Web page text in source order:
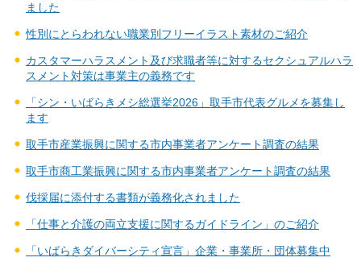
ました
性別にとらわれない職業別フリーイラスト素材のご紹介
カスタマーハラスメント及び求職者等に対するセクシュアルハラ
スメント対策は事業主の義務です
「シン・いばらきメシ総選挙2026」取手市代表グルメを募集し
ます
取手市産業振興に関する市内事業者アンケート調査の結果
取手市商工業振興に関する市内事業者アンケート調査の結果
伐採届に添付する書類が義務化されました
「仕事と介護の両立支援に関するガイドライン」のご紹介
「いばらきダイバーシティ宣言」企業・事業所・団体募集中